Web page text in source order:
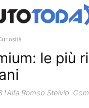
le più
l'Alfa Romeo Stelvio.